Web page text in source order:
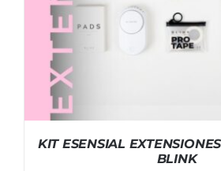
KIT ESENSIAL
BLINK